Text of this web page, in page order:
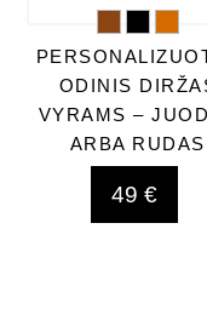
ODINIS
VYRAMS –
ARBA RUDAS
49 €